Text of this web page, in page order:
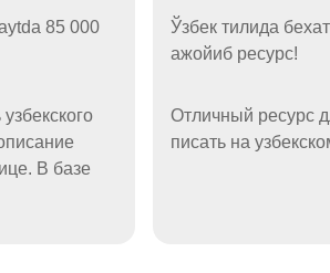
85 000
В базе
Ўзбек тилида
ажойиб ресурс!
Отличный ресурс
писать на